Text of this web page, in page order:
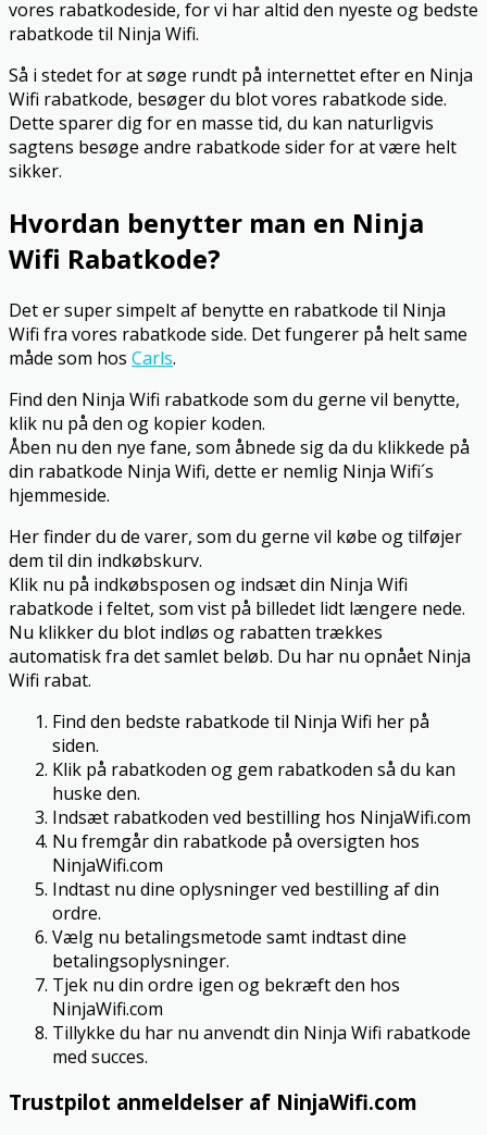
vores rabatkodeside, for vi har altid den nyeste og bedste
rabatkode til Ninja Wifi.
Så i stedet for at søge rundt på internettet efter en Ninja
Wifi rabatkode, besøger du blot vores rabatkode side.
Dette sparer dig for en masse tid, du kan naturligvis
sagtens besøge andre rabatkode sider for at være helt
sikker.
Hvordan benytter man en Ninja
Wifi Rabatkode?
Det er super simpelt af benytte en rabatkode til Ninja
Wifi fra vores rabatkode side. Det fungerer på helt same
måde som hos Carls.
Find den Ninja Wifi rabatkode som du gerne vil benytte,
klik nu på den og kopier koden.
Åben nu den nye fane, som åbnede sig da du klikkede på
din rabatkode Ninja Wifi, dette er nemlig Ninja Wifi´s
hjemmeside.
Her finder du de varer, som du gerne vil købe og tilføjer
dem til din indkøbskurv.
Klik nu på indkøbsposen og indsæt din Ninja Wifi
rabatkode i feltet, som vist på billedet lidt længere nede.
Nu klikker du blot indløs og rabatten trækkes
automatisk fra det samlet beløb. Du har nu opnået Ninja
Wifi rabat.
Find den bedste rabatkode til Ninja Wifi her på
siden.
Klik på rabatkoden og gem rabatkoden så du kan
huske den.
Indsæt rabatkoden ved bestilling hos NinjaWifi.com
Nu fremgår din rabatkode på oversigten hos
NinjaWifi.com
Indtast nu dine oplysninger ved bestilling af din
ordre.
Vælg nu betalingsmetode samt indtast dine
betalingsoplysninger.
Tjek nu din ordre igen og bekræft den hos
NinjaWifi.com
Tillykke du har nu anvendt din Ninja Wifi rabatkode
med succes.
Trustpilot anmeldelser af NinjaWifi.com